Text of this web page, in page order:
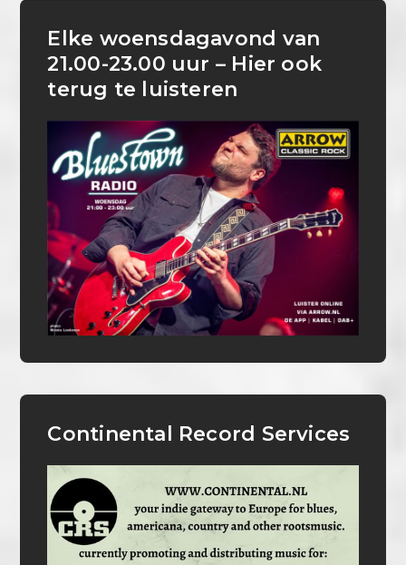
Elke woensdagavond van
21.00-23.00 uur – Hier ook
terug te luisteren
Continental Record Services